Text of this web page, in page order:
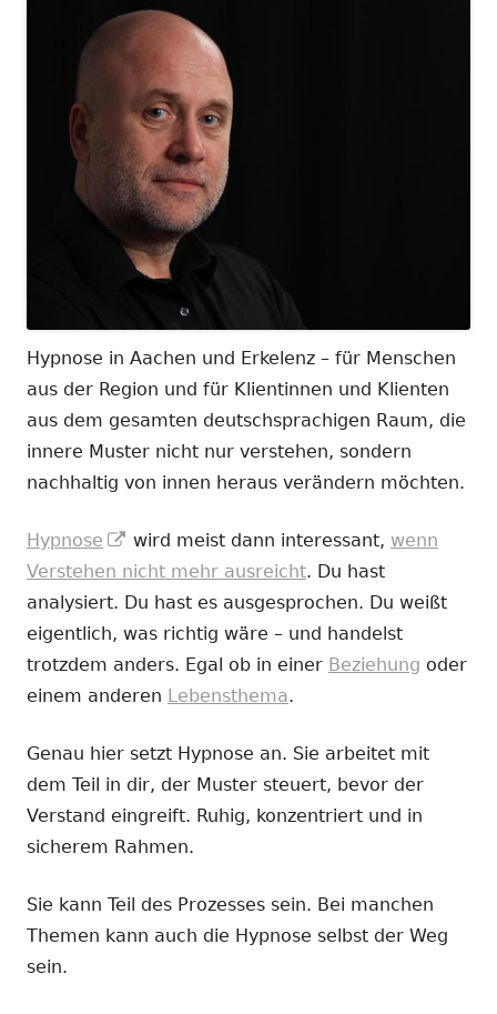
Hypnose in Aachen und Erkelenz – für Menschen
aus der Region und für Klientinnen und Klienten
aus dem gesamten deutschsprachigen Raum, die
innere Muster nicht nur verstehen, sondern
nachhaltig von innen heraus verändern möchten.
Hypnose
In
neuem
Fenster
öffnen
wird meist dann interessant, wenn
Verstehen nicht mehr ausreicht. Du hast
analysiert. Du hast es ausgesprochen. Du weißt
eigentlich, was richtig wäre – und handelst
trotzdem anders. Egal ob in einer Beziehung oder
einem anderen Lebensthema.
Genau hier setzt Hypnose an. Sie arbeitet mit
dem Teil in dir, der Muster steuert, bevor der
Verstand eingreift. Ruhig, konzentriert und in
sicherem Rahmen.
Sie kann Teil des Prozesses sein. Bei manchen
Themen kann auch die Hypnose selbst der Weg
sein.